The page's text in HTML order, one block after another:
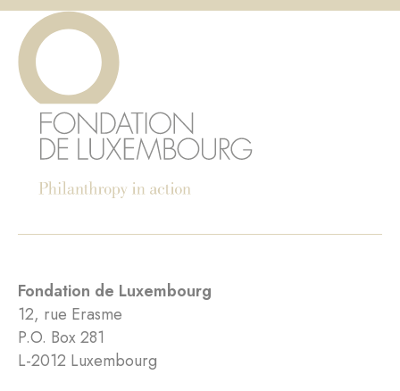
Fondation de Luxembourg
12, rue Erasme
P.O. Box 281
L-2012 Luxembourg